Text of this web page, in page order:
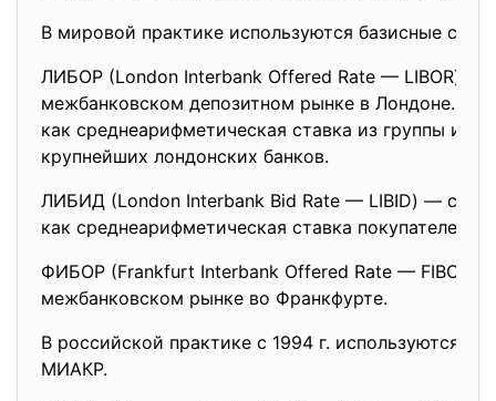
В мировой практике используются базисные
ЛИБОР (London Interbank Offered Rate — LIBOR) —
межбанковском депозитном рынке в Лондоне.
как среднеарифметическая ставка из группы
крупнейших лондонских банков.
ЛИБИД (London Interbank Bid Rate — LIBID) —
как среднеарифметическая ставка покупателей.
ФИБОР (Frankfurt Interbank Offered Rate — FIBOR)
межбанковском рынке во Франкфурте.
В российской практике с 1994 г. используются
МИАКР.